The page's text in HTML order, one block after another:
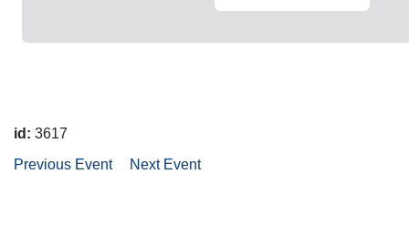
id: 3617
Previous Event
Next Event